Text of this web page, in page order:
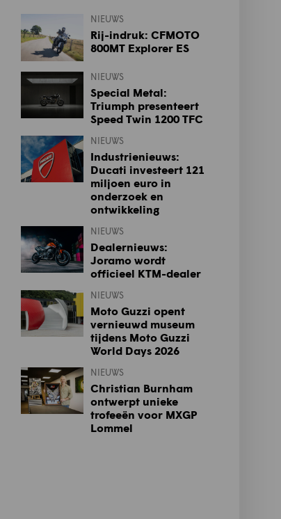
NIEUWS
Rij-indruk: CFMOTO
800MT Explorer ES
NIEUWS
Special Metal:
Triumph presenteert
Speed Twin 1200 TFC
NIEUWS
Industrienieuws:
Ducati investeert 121
miljoen euro in
onderzoek en
ontwikkeling
NIEUWS
Dealernieuws:
Joramo wordt
officieel KTM-dealer
NIEUWS
Moto Guzzi opent
vernieuwd museum
tijdens Moto Guzzi
World Days 2026
NIEUWS
Christian Burnham
ontwerpt unieke
trofeeën voor MXGP
Lommel